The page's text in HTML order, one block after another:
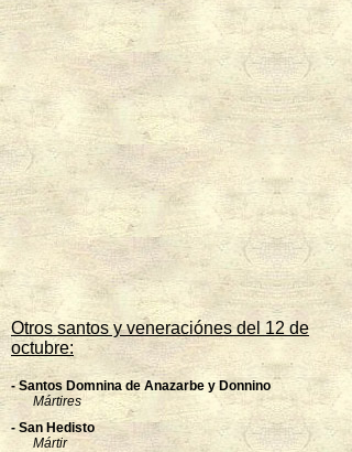
Otros santos y veneraciónes del 12 de
octubre:
- Santos Domnina de Anazarbe y Donnino
Mártires
- San Hedisto
Mártir